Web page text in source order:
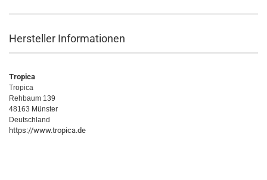
Hersteller Informationen
Tropica
Tropica
Rehbaum 139
48163 Münster
Deutschland
https://www.tropica.de